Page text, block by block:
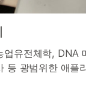
업유전체학, DNA
등 광범위한 애플